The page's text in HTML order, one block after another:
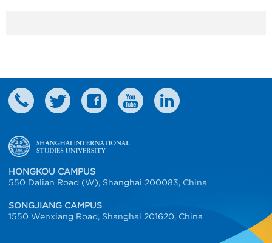
HONGKOU CAMPUS
550 Dalian Road (W), Shanghai 200083, China
SONGJIANG CAMPUS
1550 Wenxiang Road, Shanghai 201620, China